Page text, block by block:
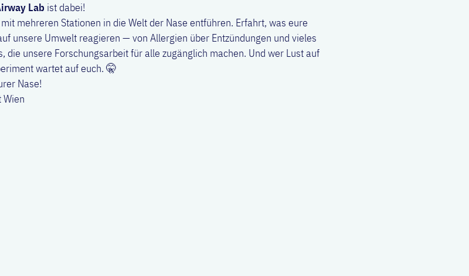
Lab ist dabei!
mehreren Stationen in die Welt der Nase entführen. Erfahrt, was eure
unsere Umwelt reagieren — von Allergien über Entzündungen und vieles
unsere Forschungsarbeit für alle zugänglich machen. Und wer Lust auf
wartet auf euch. 🤫
Nase!